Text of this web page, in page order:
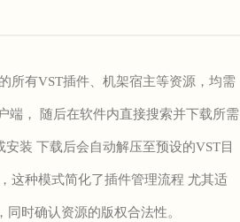
所有VST插件、机架宿主等资源，均需
端， 随后在软件内直接搜索并下载所需
装 下载后会自动解压至预设的VST目
这种模式简化了插件管理流程 尤其适
时确认资源的版权合法性。